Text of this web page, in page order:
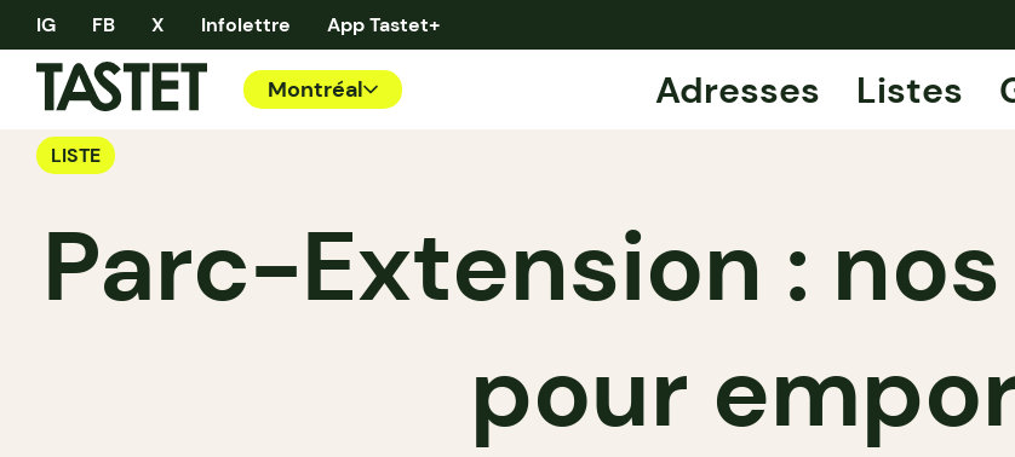
IG FB X Infolettre App Tastet+
Montréal Adresses Listes
LISTE
Parc-Extension :
pour